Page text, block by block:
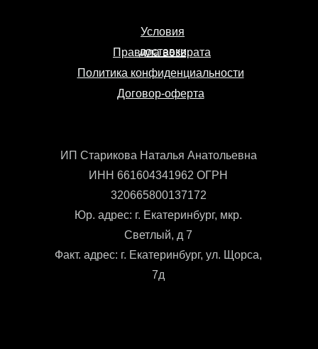
ИП Старикова Наталья Анатольевна
ИНН 661604341962 ОГРН
320665800137172
Юр. адрес: г. Екатеринбург, мкр.
Светлый, д 7
Факт. адрес: г. Екатеринбург, ул. Щорса,
7д
Политика конфиденциальности
Условия
доставки
Правила возврата
Договор-оферта